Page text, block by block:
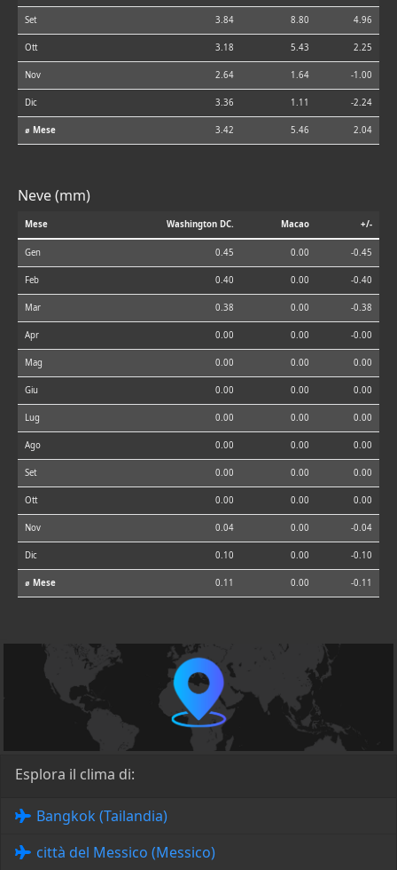
Set 3.84 8.80 4.96
Ott 3.18 5.43 2.25
Nov 2.64 1.64 -1.00
Dic 3.36 1.11 -2.24
⌀ Mese 3.42 5.46 2.04
Neve (mm)
Mese Washington DC. Macao +/-
Gen 0.45 0.00 -0.45
Feb 0.40 0.00 -0.40
Mar 0.38 0.00 -0.38
Apr 0.00 0.00 -0.00
Mag 0.00 0.00 0.00
Giu 0.00 0.00 0.00
Lug 0.00 0.00 0.00
Ago 0.00 0.00 0.00
Set 0.00 0.00 0.00
Ott 0.00 0.00 0.00
Nov 0.04 0.00 -0.04
Dic 0.10 0.00 -0.10
⌀ Mese 0.11 0.00 -0.11
Esplora il clima di:
Bangkok (Tailandia)
città del Messico (Messico)